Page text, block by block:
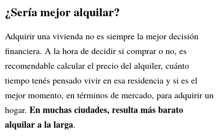
¿Sería mejor alquilar?
Adquirir una vivienda no es siempre la mejor decisión
financiera. A la hora de decidir si comprar o no, es
recomendable calcular el precio del alquiler, cuánto
tiempo tenés pensado vivir en esa residencia y si es el
mejor momento, en términos de mercado, para adquirir un
hogar. En muchas ciudades, resulta más barato
alquilar a la larga.